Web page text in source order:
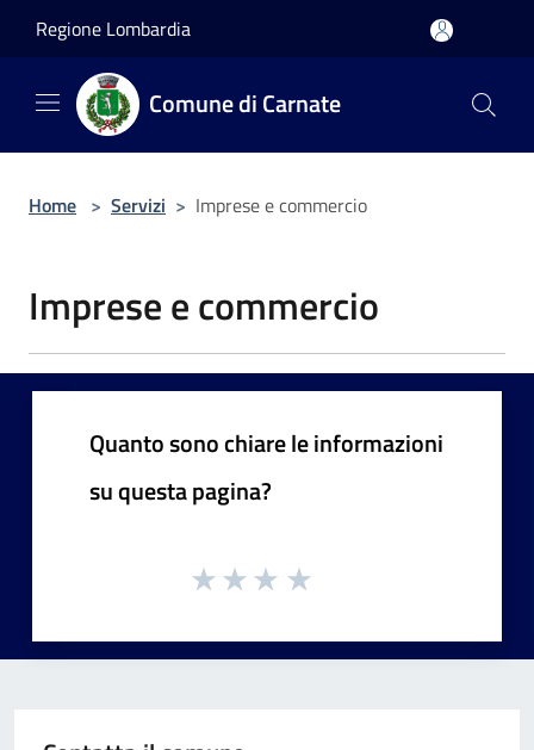
Regione Lombardia
Comune di Carnate
Home > Servizi > Imprese e commercio
Imprese e commercio
Quanto sono chiare le informazioni
su questa pagina?